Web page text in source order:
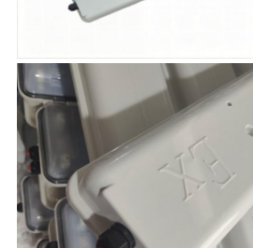
ปลั๊กและซ็อกเก็ตป้องกันการระเบิด